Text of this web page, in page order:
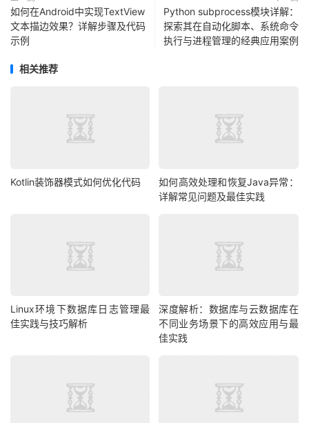
如何在Android中实现TextView
文本描边效果？详解步骤及代码
示例
Python subprocess模块详解：
探索其在自动化脚本、系统命令
执行与进程管理的经典应用案例
相关推荐
Kotlin装饰器模式如何优化代码
如何高效处理和恢复Java异常：
详解常见问题及最佳实践
Linux环境下数据库日志管理最
佳实践与技巧解析
深度解析：数据库与云数据库在
不同业务场景下的高效应用与最
佳实践